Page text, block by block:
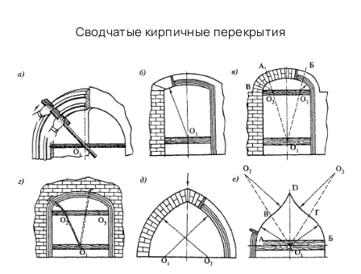
Сводчатые кирпичные перекрытия